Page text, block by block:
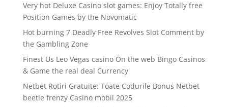
Very hot Deluxe Casino slot games: Enjoy Totally free
Position Games by the Novomatic
Hot burning 7 Deadly Free Revolves Slot Comment by
the Gambling Zone
Finest Us Leo Vegas casino On the web Bingo Casinos
& Game the real deal Currency
Netbet Rotiri Gratuite: Toate Codurile Bonus Netbet
beetle frenzy Casino mobil 2025